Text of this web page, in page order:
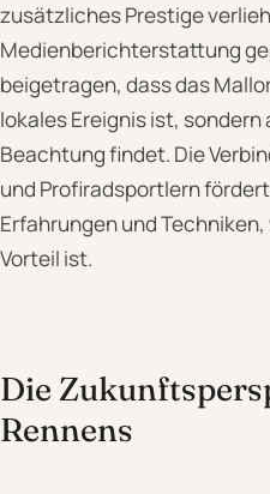
zusätzliches Prestige
Medienberichterstattung
beigetragen, dass das
lokales Ereignis ist,
Beachtung findet. Die
und Profiradsportlern
Erfahrungen und
Vorteil ist.
Die
Rennens